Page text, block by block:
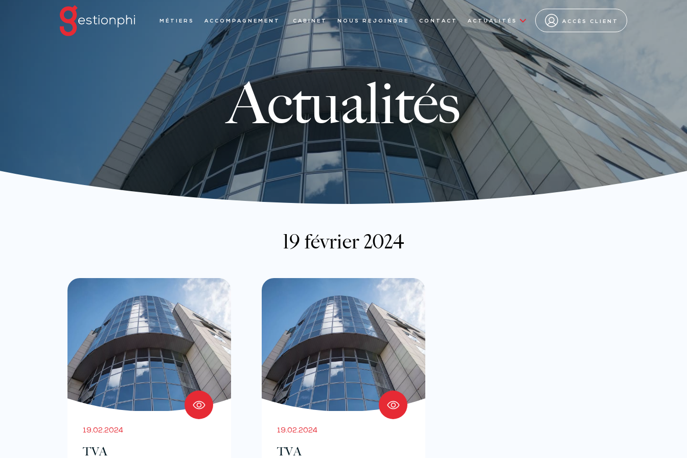
MÉTIERS ACCOMPAGNEMENT CABINET NOUS REJOINDRE CONTACT ACTUALITÉS ACCÈS CLIENT
Actualités
19 février 2024
19.02.2024
TVA
19.02.2024
TVA